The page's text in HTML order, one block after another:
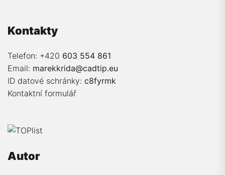
Kontakty
Telefon: +420 603 554 861
Email: marekkrida@cadtip.eu
ID datové schránky: c8fyrmk
Kontaktní formulář
Autor